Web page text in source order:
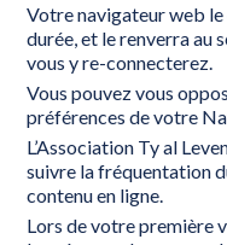
Votre navigateur web
durée, et le renverra au
vous y re-connecterez.
Vous pouvez vous
préférences de votre
L’Association Ty al
suivre la fréquentation
contenu en ligne.
Lors de votre première